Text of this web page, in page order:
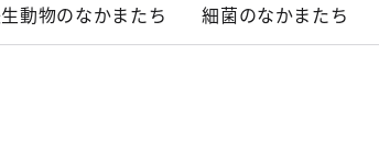
動物のなかまたち 細菌のなかまたち